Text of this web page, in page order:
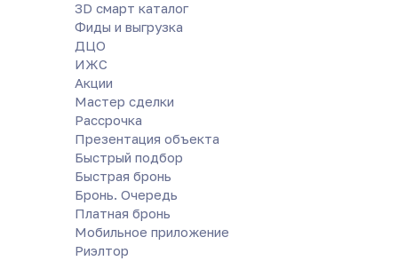
3D смарт каталог
Фиды и выгрузка
ДЦО
ИЖС
Акции
Мастер сделки
Рассрочка
Презентация объекта
Быстрый подбор
Быстрая бронь
Бронь. Очередь
Платная бронь
Мобильное приложение
Риэлтор